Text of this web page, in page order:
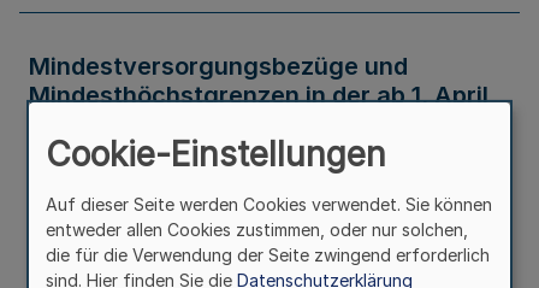
Mindestversorgungsbezüge und
Mindesthöchstgrenzen in der ab 1. April
Verwaltungsvorschrift
Cookie-Einstellungen
Auf dieser Seite werden Cookies verwendet. Sie können
entweder allen Cookies zustimmen, oder nur solchen,
die für die Verwendung der Seite zwingend erforderlich
sind. Hier finden Sie die Datenschutzerklärung